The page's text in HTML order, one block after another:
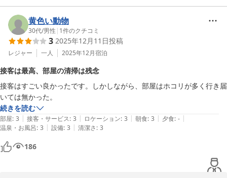
当ホテルは、自宅のように寛いでいただけるよう、靴を脱いでいた
だきスリッパでご利用いただいております。満足いただけたようで
スタッフ一同嬉しく思います。
次回のお越しを心よりお待ちしております。
ビジネスホテルこさなぎ
代表　高橋さとえ
2025-10-09
黄色い動物
30代/男性 | 1件のクチコミ
3 2025年12月11日投稿
レジャー 一人 2025年12月宿泊
接客は最高、部屋の清掃は残念
接客はすごい良かったです。しかしながら、部屋はホコリが多く行き届
いては無かった。
続きを読む
部屋: 3 | 接客・サービス: 3 | ロケーション: 3 | 朝食: 3 | 夕食: - |
温泉・お風呂: 3 | 設備: 3 | 清潔さ: 3
186